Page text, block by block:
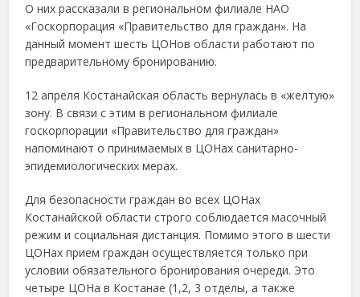
О них рассказали в региональном филиале НАО
«Госкорпорация «Правительство для граждан». На
данный момент шесть ЦОНов области работают по
предварительному бронированию.
12 апреля Костанайская область вернулась в «желтую»
зону. В связи с этим в региональном филиале
госкорпорации «Правительство для граждан»
напоминают о принимаемых в ЦОНах санитарно-
эпидемиологических мерах.
Для безопасности граждан во всех ЦОНах
Костанайской области строго соблюдается масочный
режим и социальная дистанция. Помимо этого в шести
ЦОНах прием граждан осуществляется только при
условии обязательного бронирования очереди. Это
четыре ЦОНа в Костанае (1,2, 3 отделы, а также